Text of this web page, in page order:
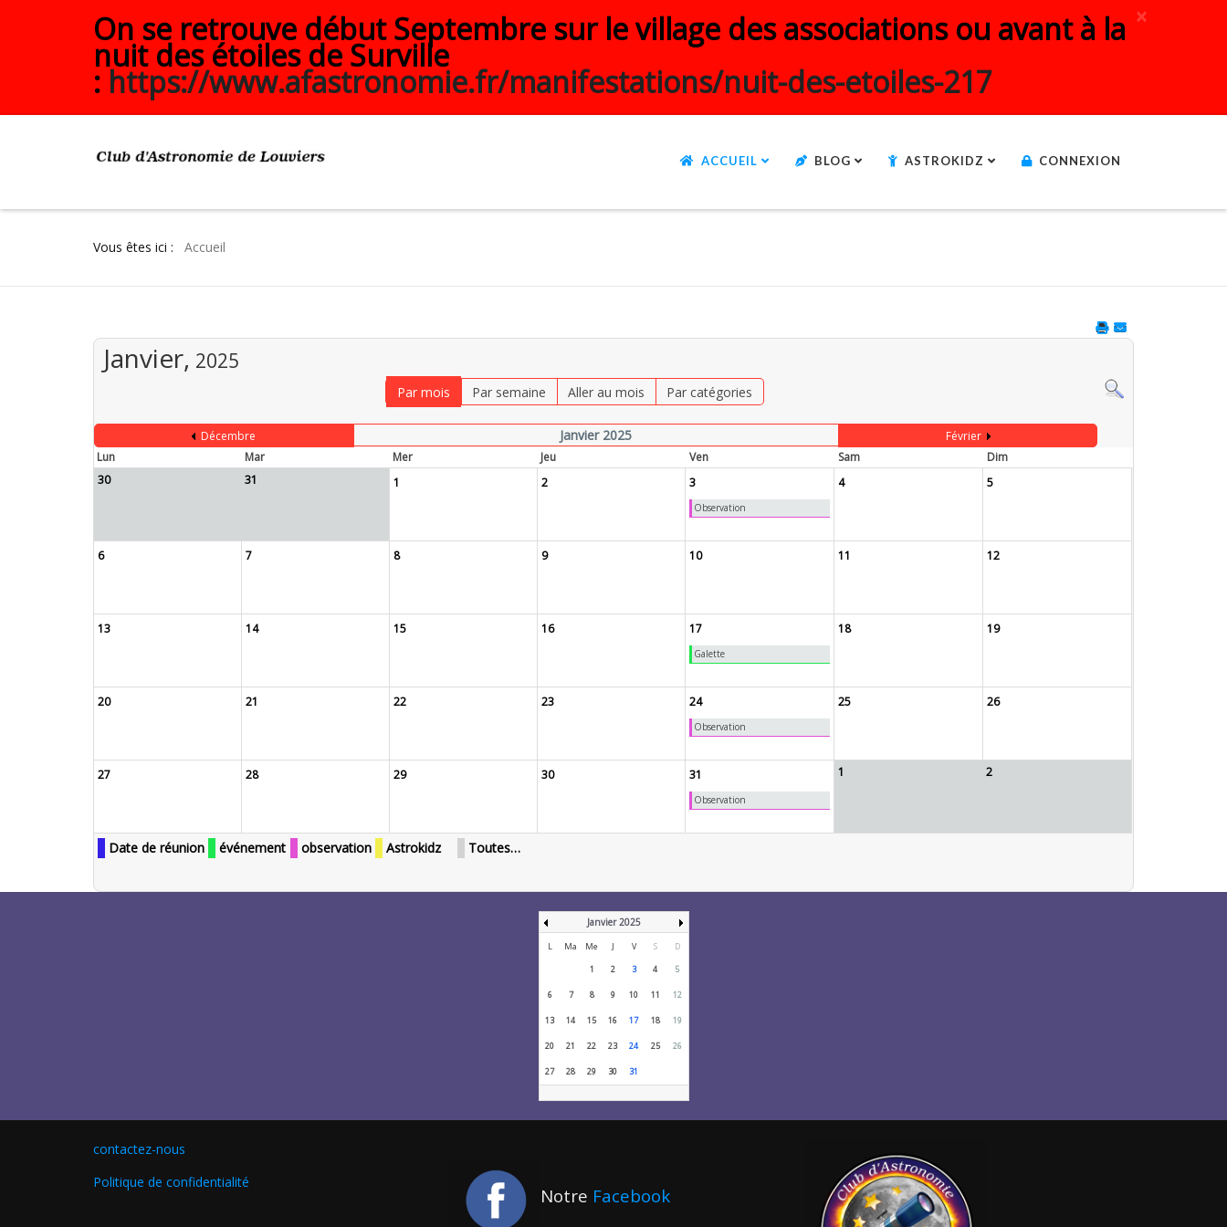
×
On se retrouve début Septembre sur le village des associations ou avant à la
nuit des étoiles de Surville
: https://www.afastronomie.fr/manifestations/nuit-des-etoiles-217
ACCUEIL BLOG ASTROKIDZ CONNEXION
Vous êtes ici : Accueil
Janvier, 2025
Par mois Par semaine Aller au mois Par catégories
Décembre Janvier 2025
Février
Lun
Mar Mer Jeu Ven Sam
Dim
30
31 1 2 3
Observation
4 5
6 7 8 9 10 11 12
13 14 15 16 17
Galette
18 19
20 21 22 23 24
Observation
25 26
27 28 29 30 31
Observation
1 2
Date de réunion événement observation Astrokidz Toutes…
Janvier 2025
L Ma Me J V S
D
1
2 3 4 5
6 7 8 9 10 11 12
13 14 15 16 17 18 19
20 21 22 23 24 25 26
27 28 29 30 31
contactez-nous
Politique de confidentialité
Notre Facebook